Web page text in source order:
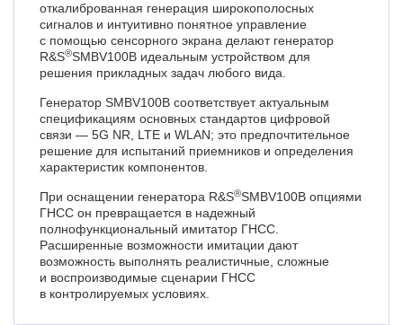
откалиброванная генерация широкополосных
сигналов и интуитивно понятное управление
с помощью сенсорного экрана делают генератор
R&S®SMBV100B идеальным устройством для
решения прикладных задач любого вида.
Генератор SMBV100B соответствует актуальным
спецификациям основных стандартов цифровой
связи — 5G NR, LTE и WLAN; это предпочтительное
решение для испытаний приемников и определения
характеристик компонентов.
При оснащении генератора R&S®SMBV100B опциями
ГНСС он превращается в надежный
полнофункциональный имитатор ГНСС.
Расширенные возможности имитации дают
возможность выполнять реалистичные, сложные
и воспроизводимые сценарии ГНСС
в контролируемых условиях.